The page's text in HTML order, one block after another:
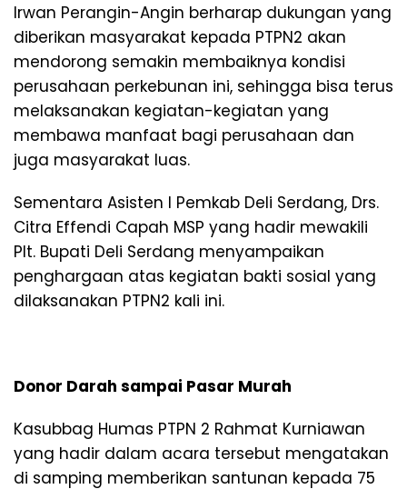
Irwan Perangin-Angin berharap dukungan yang
diberikan masyarakat kepada PTPN2 akan
mendorong semakin membaiknya kondisi
perusahaan perkebunan ini, sehingga bisa terus
melaksanakan kegiatan-kegiatan yang
membawa manfaat bagi perusahaan dan
juga masyarakat luas.
Sementara Asisten I Pemkab Deli Serdang, Drs.
Citra Effendi Capah MSP yang hadir mewakili
Plt. Bupati Deli Serdang menyampaikan
penghargaan atas kegiatan bakti sosial yang
dilaksanakan PTPN2 kali ini.
Donor Darah sampai Pasar Murah
Kasubbag Humas PTPN 2 Rahmat Kurniawan
yang hadir dalam acara tersebut mengatakan
di samping memberikan santunan kepada 75